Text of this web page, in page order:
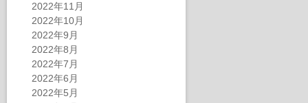
2022年11月
2022年10月
2022年9月
2022年8月
2022年7月
2022年6月
2022年5月